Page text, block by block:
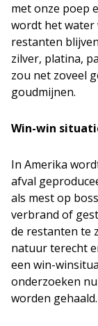
met onze poep
wordt het water
restanten
zilver, platina,
zou net zoveel
goudmijnen.
Win-win
In Amerika
afval
als mest op
verbrand of
de restanten te
natuur terecht
een win-
onderzoeken
worden gehaald.